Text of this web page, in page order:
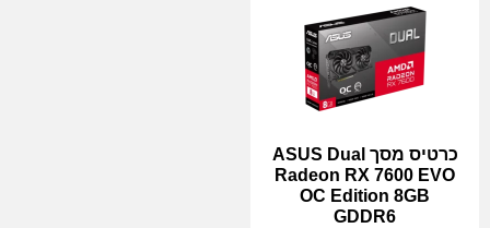
כרטיס מסך ASUS Dual
Radeon RX 7600 EVO
OC Edition 8GB
GDDR6